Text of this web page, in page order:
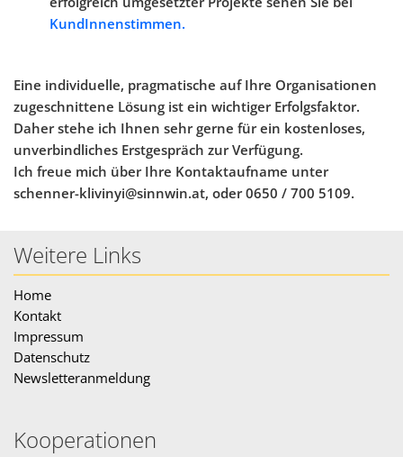
KundInnenstimmen.
Eine individuelle, pragmatische auf Ihre Organisationen
zugeschnittene Lösung ist ein wichtiger Erfolgsfaktor.
Daher stehe ich Ihnen sehr gerne für ein kostenloses,
unverbindliches Erstgespräch zur Verfügung.
Ich freue mich über Ihre Kontaktaufname unter
schenner-klivinyi@sinnwin.at, oder 0650 / 700 5109.
Weitere Links
Home
Kontakt
Impressum
Datenschutz
Newsletteranmeldung
Kooperationen